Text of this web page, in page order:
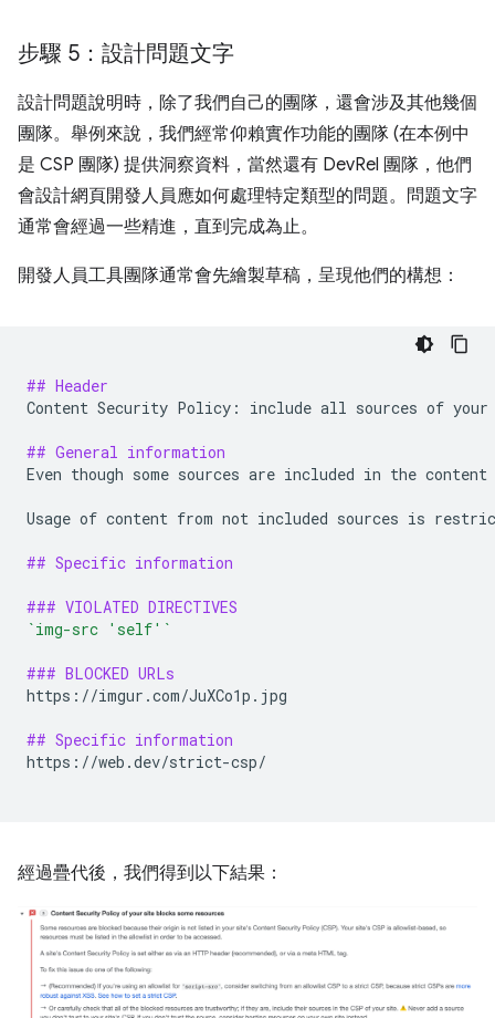
步驟 5：設計問題文字
設計問題說明時，除了我們自己的團隊，還會涉及其他幾個
團隊。舉例來說，我們經常仰賴實作功能的團隊 (在本例中
是 CSP 團隊) 提供洞察資料，當然還有 DevRel 團隊，他們
會設計網頁開發人員應如何處理特定類型的問題。問題文字
通常會經過一些精進，直到完成為止。
開發人員工具團隊通常會先繪製草稿，呈現他們的構想：
## Header
Content Security Policy: include all sources of
## General information
Even though some sources are included in the
Usage of content from not included sources is
## Specific information
### VIOLATED DIRECTIVES
`img-src 'self'`
### BLOCKED URLs
https://imgur.com/JuXCo1p.jpg
## Specific information
https://web.dev/strict-csp/
經過疊代後，我們得到以下結果：